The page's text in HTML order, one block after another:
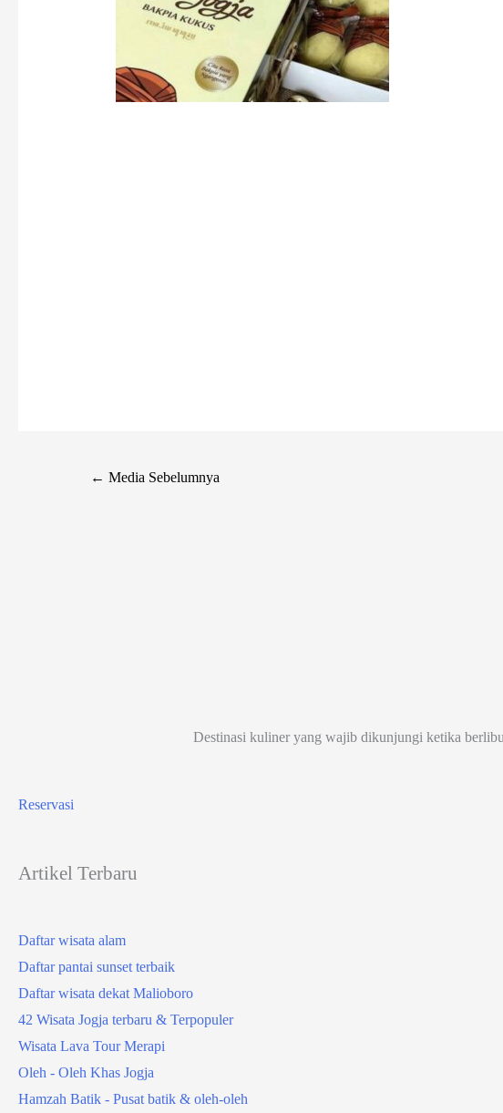
← Media Sebelumnya
Destinasi kuliner yang wajib dikunjungi ketika
Reservasi
Artikel Terbaru
Daftar wisata alam
Daftar pantai sunset terbaik
Daftar wisata dekat Malioboro
42 Wisata Jogja terbaru & Terpopuler
Wisata Lava Tour Merapi
Oleh - Oleh Khas Jogja
Hamzah Batik - Pusat batik & oleh-oleh